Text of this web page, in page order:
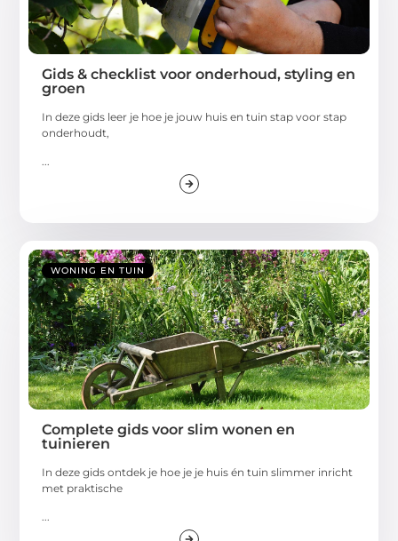
Gids & checklist voor onderhoud, styling en
groen
In deze gids leer je hoe je jouw huis en tuin stap voor stap
onderhoudt,
...
WONING EN TUIN
Complete gids voor slim wonen en
tuinieren
In deze gids ontdek je hoe je je huis én tuin slimmer inricht
met praktische
...